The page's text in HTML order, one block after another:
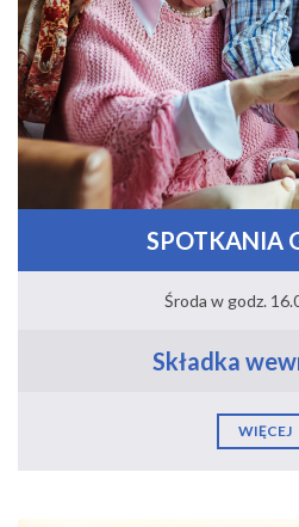
SPOTKANIA
Środa w godz.
Składka
WIĘCEJ